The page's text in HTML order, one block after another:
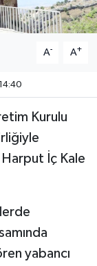
A- A+
Kurulu
İç Kale
yabancı